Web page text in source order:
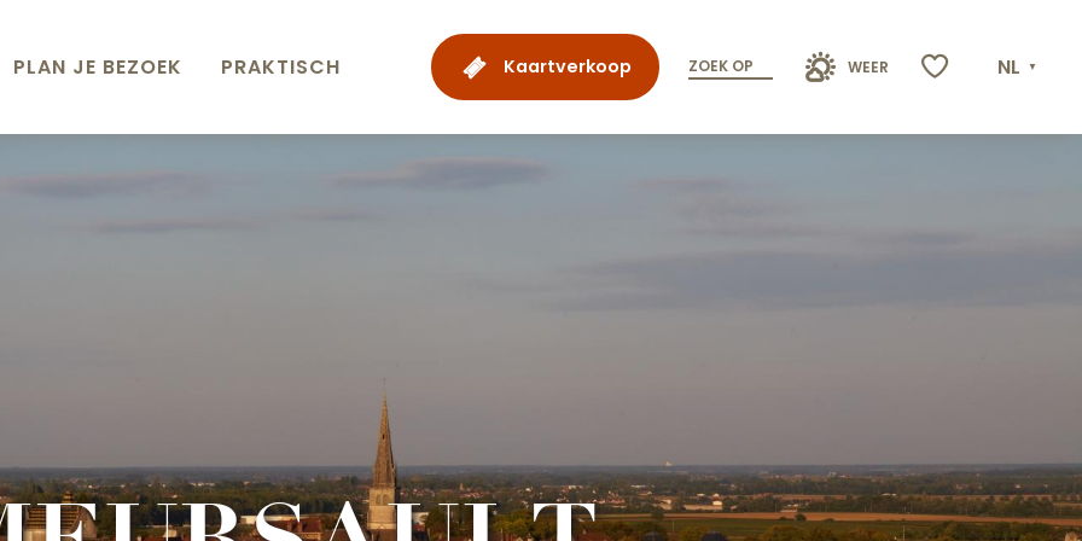
Kaartverkoop ZOEK OP WEER NL
PLAN JE BEZOEK PRAKTISCH